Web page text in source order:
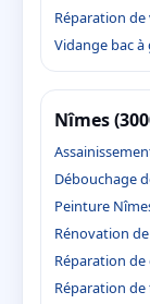
Réparation
Vidange bac à
Nîmes
Débouchage
Peinture
Rénovation
Réparation
Réparation